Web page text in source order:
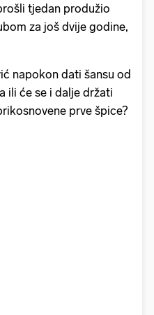
tjedan produžio
za još dvije godine,
napokon dati šansu od
ili će se i dalje držati
prve špice?